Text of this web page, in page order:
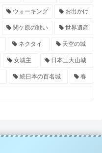
ウォーキング お出かけ
関ケ原の戦い 世界遺産
ネクタイ 天空の城
女城主 日本三大山城
続日本の百名城 春